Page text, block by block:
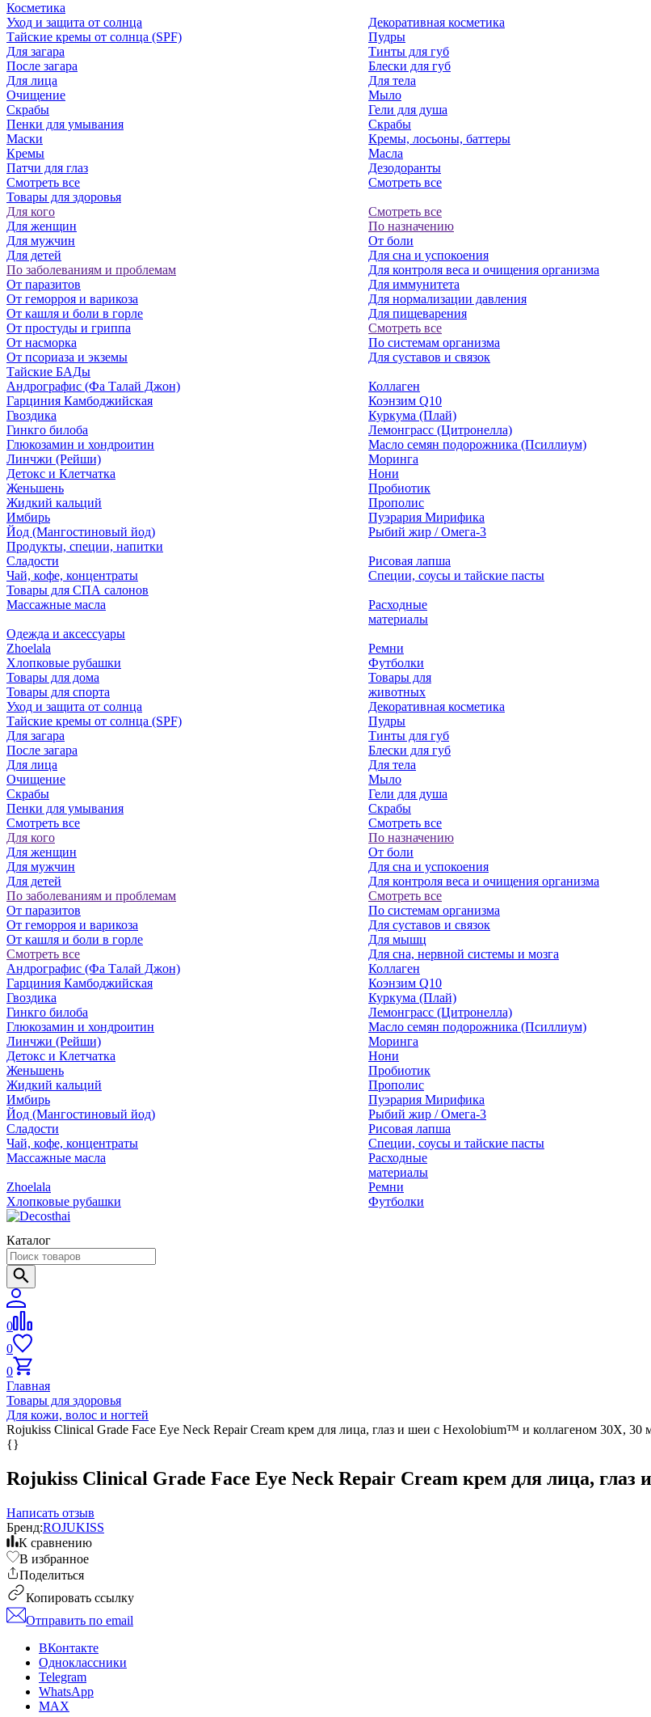
Косметика
Уход и защита от солнца
Тайские кремы от солнца (SPF)
Для загара
После загара
Для лица
Очищение
Скрабы
Пенки для умывания
Маски
Кремы
Патчи для глаз
Смотреть все
Декоративная косметика
Пудры
Тинты для губ
Блески для губ
Для тела
Мыло
Гели для душа
Скрабы
Кремы, лосьоны, баттеры
Масла
Дезодоранты
Смотреть все
Товары для здоровья
Для кого
Для женщин
Для мужчин
Для детей
По заболеваниям и проблемам
От паразитов
Oт геморроя и варикоза
От кашля и боли в горле
От простуды и гриппа
От насморка
Oт псориаза и экземы
Смотреть все
По назначению
От боли
Для сна и успокоения
Для контроля веса и очищения организма
Для иммунитета
Для нормализации давления
Для пищеварения
Смотреть все
По системам организма
Для суставов и связок
Тайские БАДы
Андрографис (Фа Талай Джон)
Гарциния Камбоджийская
Гвоздика
Гинкго билоба
Глюкозамин и хондроитин
Линчжи (Рейши)
Детокс и Клетчатка
Женьшень
Жидкий кальций
Имбирь
Йод (Мангостиновый йод)
Коллаген
Коэнзим Q10
Куркума (Плай)
Лемонграсс (Цитронелла)
Масло семян подорожника (Псиллиум)
Моринга
Нони
Пробиотик
Прополис
Пуэрария Мирифика
Рыбий жир / Омега-3
Продукты, специи, напитки
Сладости
Чай, кофе, концентраты
Рисовая лапша
Специи, соусы и тайские пасты
Товары для СПА салонов
Массажные масла
Расходные
материалы
Одежда и аксессуары
Zhoelala
Хлопковые рубашки
Ремни
Футболки
Товары для дома
Товары для спорта
Товары для
животных
Уход и защита от солнца
Тайские кремы от солнца (SPF)
Для загара
После загара
Для лица
Очищение
Скрабы
Пенки для умывания
Смотреть все
Декоративная косметика
Пудры
Тинты для губ
Блески для губ
Для тела
Мыло
Гели для душа
Скрабы
Смотреть все
Для кого
Для женщин
Для мужчин
Для детей
По заболеваниям и проблемам
От паразитов
Oт геморроя и варикоза
От кашля и боли в горле
Смотреть все
По назначению
От боли
Для сна и успокоения
Для контроля веса и очищения организма
Смотреть все
По системам организма
Для суставов и связок
Для мышц
Для сна, нервной системы и мозга
Андрографис (Фа Талай Джон)
Гарциния Камбоджийская
Гвоздика
Гинкго билоба
Глюкозамин и хондроитин
Линчжи (Рейши)
Детокс и Клетчатка
Женьшень
Жидкий кальций
Имбирь
Йод (Мангостиновый йод)
Коллаген
Коэнзим Q10
Куркума (Плай)
Лемонграсс (Цитронелла)
Масло семян подорожника (Псиллиум)
Моринга
Нони
Пробиотик
Прополис
Пуэрария Мирифика
Рыбий жир / Омега-3
Сладости
Чай, кофе, концентраты
Рисовая лапша
Специи, соусы и тайские пасты
Массажные масла
Расходные
материалы
Zhoelala
Хлопковые рубашки
Ремни
Футболки
Каталог
0
0
0
Главная
Товары для здоровья
Для кожи, волос и ногтей
Rojukiss Clinical Grade Face Eye Neck Repair Cream крем для лица, глаз и шеи с Hexolobium™ и коллагеном 30X, 30
{}
Rojukiss Clinical Grade Face Eye Neck Repair Cream крем для лица,
Написать отзыв
Бренд:ROJUKISS
К сравнению
В избранное
Поделиться
Копировать ссылку
Отправить по email
ВКонтакте
Одноклассники
Telegram
WhatsApp
MAX